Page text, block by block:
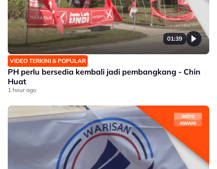
01:39
VIDEO TERKINI & POPULAR
PH perlu bersedia kembali jadi pembangkang - Chin
Huat
1 hour ago